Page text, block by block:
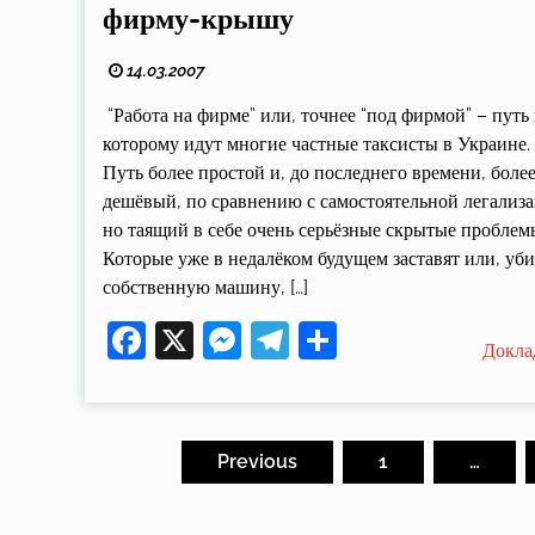
фирму-крышу
14.03.2007
“Работа на фирме” или, точнее “под фирмой” – путь
которому идут многие частные таксисты в
Путь более простой и, до последнего времени,
дешёвый, по сравнению с самостоятельной
но таящий в себе очень серьёзные скрытые
Которые уже в недалёком будущем заставят или,
собственную машину, […]
Facebook
X Messenger
Telegram
Поділитися
Previous 1 …